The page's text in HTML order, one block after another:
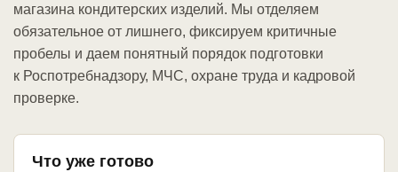
магазина кондитерских изделий. Мы отделяем
обязательное от лишнего, фиксируем критичные
пробелы и даем понятный порядок подготовки
к Роспотребнадзору, МЧС, охране труда и кадровой
проверке.
Что уже готово